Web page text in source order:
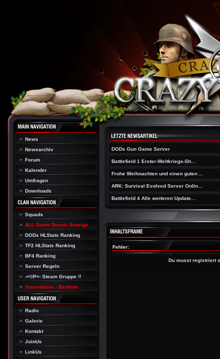
News
Newsarchiv
Forum
Kalender
Umfragen
Downloads
Squads
ALL Game Server Anzeige
DODs HLStats Ranking
TF2 HLStats Ranking
BF4 Ranking
Server Regeln
-=©P=- Steam Gruppe !!
Sourcebans - Banliste
Radio
Galerie
Kontakt
JoinUs
LinkUs
DODs Gun Game Server
Battlefield 1 Erster-Weltkriegs-Sh...
Frohe Weihnachten und einen guten ...
ARK: Survival Evolved Server Onlin...
Battlefield 4 Alle weiteren Update...
Fehler:
Du musst registriert